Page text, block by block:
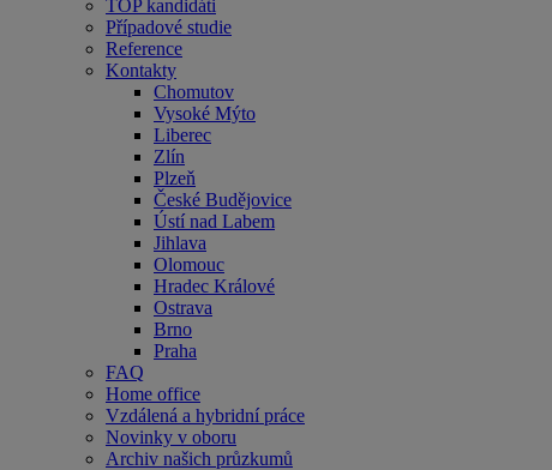
TOP kandidáti
Případové studie
Reference
Kontakty
Chomutov
Vysoké Mýto
Liberec
Zlín
Plzeň
České Budějovice
Ústí nad Labem
Jihlava
Olomouc
Hradec Králové
Ostrava
Brno
Praha
FAQ
Home office
Vzdálená a hybridní práce
Novinky v oboru
Archiv našich průzkumů